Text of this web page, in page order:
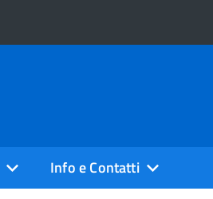
Info e Contatti